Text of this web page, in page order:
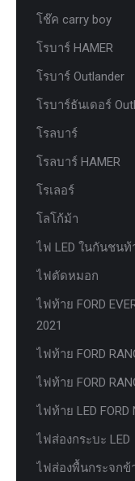
โช๊ค carry boy
โรบาร์ HAMER
โรบาร์ Outlander
โรบาร์ธันเดอร์
โรลบาร์
โรลบาร์ HAMER
โรเลอร์
โลโก้ม้า
ไฟ LED ในกันชนท้
ไฟตัดหมอก
ไฟท้าย FORD
2021
ไฟท้าย FORD
ไฟท้าย FORD
ไฟท้าย LED FORD
ไฟส่องกระบะ LED
ไฟส่องพื้นกระจกข้า